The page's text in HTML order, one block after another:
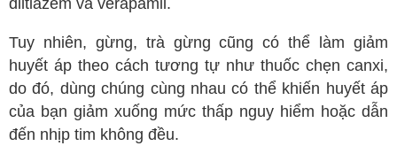
diltiazem và verapamil.
Tuy nhiên, gừng, trà gừng cũng có thể làm giảm
huyết áp theo cách tương tự như thuốc chẹn canxi,
do đó, dùng chúng cùng nhau có thể khiến huyết áp
của bạn giảm xuống mức thấp nguy hiểm hoặc dẫn
đến nhịp tim không đều.